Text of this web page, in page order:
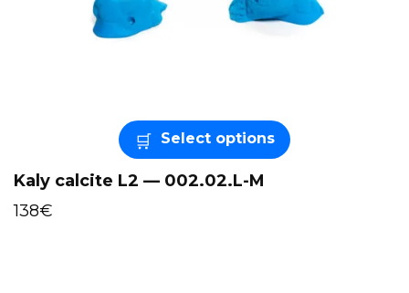
Select options
Kaly calcite L2 — 002.02.L-M
138€